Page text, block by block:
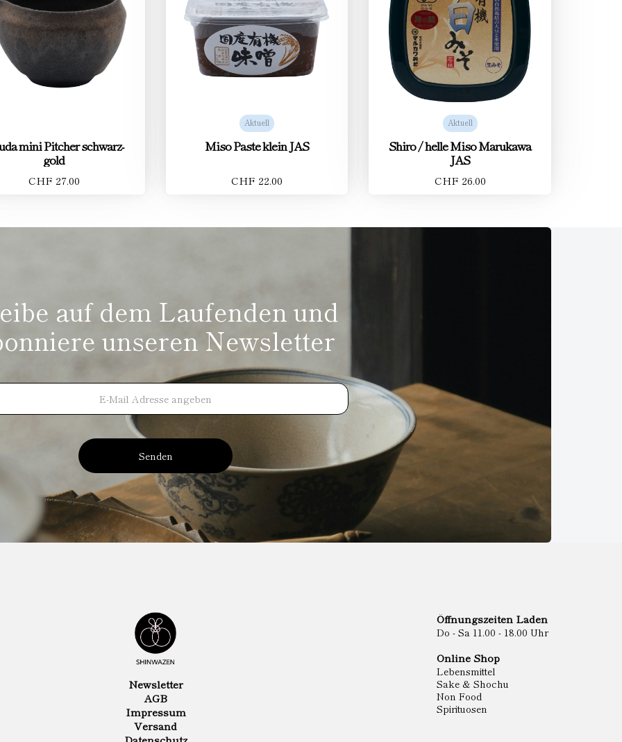
mini Pitcher schwarz-
gold
CHF 27.00
Aktuell
Miso Paste klein JAS
CHF 22.00
Aktuell
Shiro / helle Miso Marukawa
JAS
CHF 26.00
auf dem Laufenden und
unseren Newsletter
Senden
Newsletter
AGB
Impressum
Versand
Öffnungszeiten Laden
Do - Sa 11.00 - 18.00 Uhr
Online Shop
Lebensmittel
Sake & Shochu
Non Food
Spirituosen